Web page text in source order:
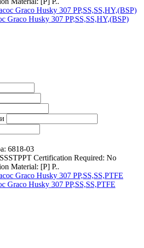
Graco Husky 307 PP,SS,SS,HY,(BSP)
6818-03
Certification Required: No
Material: [P] P..
Graco Husky 307 PP,SS,SS,PTFE